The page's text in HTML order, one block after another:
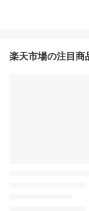
楽天市場の注目商